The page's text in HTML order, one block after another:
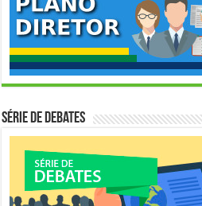
Série de Debates